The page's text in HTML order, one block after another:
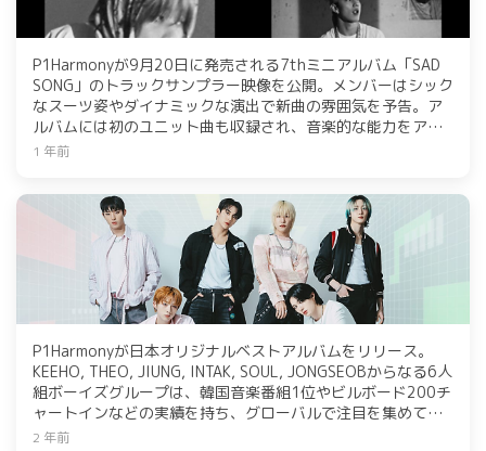
P1Harmonyが9月20日に発売される7thミニアルバム「SAD
SONG」のトラックサンプラー映像を公開。メンバーはシック
なスーツ姿やダイナミックな演出で新曲の雰囲気を予告。ア
ルバムには初のユニット曲も収録され、音楽的な能力をアピ
ールする予定。ファンミーティングはカムバック前日の19日
1 年前
P1Harmonyが日本オリジナルベストアルバムをリリース。
KEEHO, THEO, JIUNG, INTAK, SOUL, JONGSEOBからなる6人
組ボーイズグループは、韓国音楽番組1位やビルボード200チ
ャートインなどの実績を持ち、グローバルで注目を集めてい
る。日本初のファンミーティングや8月のZEPP TOURも控え
2 年前